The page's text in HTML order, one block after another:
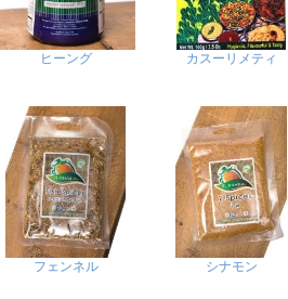
ヒーング カスーリメティ
フェンネル シナモン